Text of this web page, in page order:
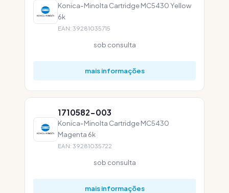
Konica-Minolta Cartridge MC5430 Yellow
6k
EAN: 39281035715
sob consulta
mais informações
1710582-003
Konica-Minolta Cartridge MC5430
Magenta 6k
EAN: 39281035722
sob consulta
mais informações